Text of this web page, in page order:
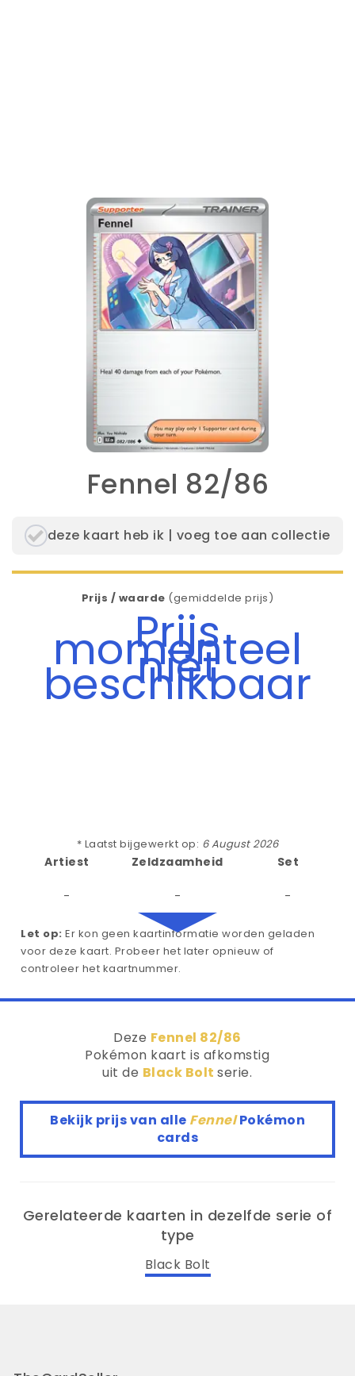
Fennel 82/86
deze kaart heb ik | voeg toe aan collectie
Prijs / waarde (gemiddelde prijs)
Prijs
momenteel
niet
beschikbaar
* Laatst bijgewerkt op: 6 August 2026
Artiest
-
Zeldzaamheid
-
Set
-
Let op: Er kon geen kaartinformatie worden geladen
voor deze kaart. Probeer het later opnieuw of
controleer het kaartnummer.
Deze Fennel 82/86
Pokémon kaart is afkomstig
uit de Black Boltserie.
Bekijk prijs van alle FennelPokémon
cards
Gerelateerde kaarten in dezelfde serie of
type
Black Bolt